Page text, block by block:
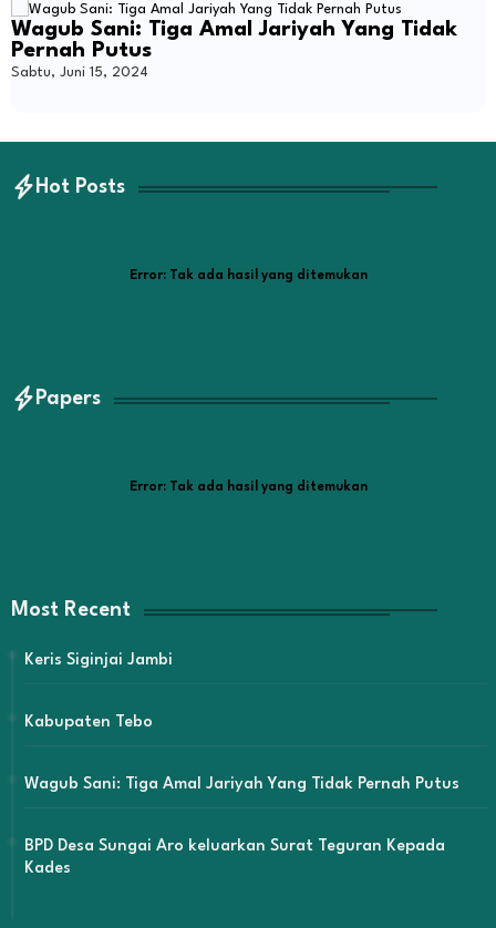
Wagub Sani: Tiga Amal Jariyah Yang Tidak
Pernah Putus
Sabtu, Juni 15, 2024
Hot Posts
Error:Tak ada hasil yang ditemukan
Papers
Error:Tak ada hasil yang ditemukan
Most Recent
Keris Siginjai Jambi
Kabupaten Tebo
Wagub Sani: Tiga Amal Jariyah Yang Tidak Pernah Putus
BPD Desa Sungai Aro keluarkan Surat Teguran Kepada
Kades